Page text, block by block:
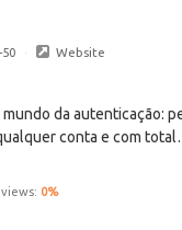
50 · Website
da autenticação:
conta e com total
0%